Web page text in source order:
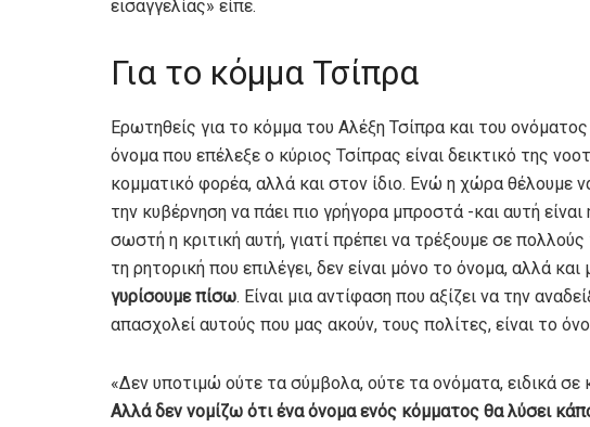
εισαγγελίας» είπε.
Για το κόμμα Τσίπρα
Ερωτηθείς για το κόμμα του Αλέξη Τσίπρα και του
όνομα που επέλεξε ο κύριος Τσίπρας είναι δεικτικό της
κομματικό φορέα, αλλά και στον ίδιο. Ενώ η χώρα θέλουμε
την κυβέρνηση να πάει πιο γρήγορα μπροστά -και αυτή είναι
σωστή η κριτική αυτή, γιατί πρέπει να τρέξουμε σε
τη ρητορική που επιλέγει, δεν είναι μόνο το όνομα, αλλά
γυρίσουμε πίσω. Είναι μια αντίφαση που αξίζει να την
απασχολεί αυτούς που μας ακούν, τους πολίτες, είναι το
«Δεν υποτιμώ ούτε τα σύμβολα, ούτε τα ονόματα, ειδικά σε
Αλλά δεν νομίζω ότι ένα όνομα ενός κόμματος θα λύσει